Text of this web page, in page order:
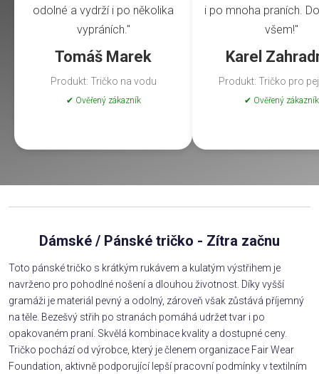
odolné a vydrží i po několika
vypráních."
Tomáš Marek
Produkt: Tričko na vodu
✔ Ověřený zákazník
i po mnoha praních.
všem!"
Karel
Produkt: Tričko pro
✔ Ověřený zákazník
Dámské / Pánské tričko - Zítra začnu
Toto pánské tričko s krátkým rukávem a kulatým výstřihem je
navrženo pro pohodlné nošení a dlouhou životnost. Díky vyšší
gramáži je materiál pevný a odolný, zároveň však zůstává příjemný
na těle. Bezešvý střih po stranách pomáhá udržet tvar i po
opakovaném praní. Skvělá kombinace kvality a dostupné ceny.
Tričko pochází od výrobce, který je členem organizace Fair Wear
Foundation, aktivně podporující lepší pracovní podmínky v textilním